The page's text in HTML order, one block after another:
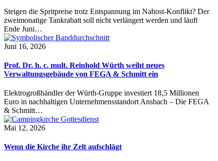
Steigen die Spritpreise trotz Entspannung im Nahost-Konflikt? Der
zweimonatige Tankrabatt soll nicht verlängert werden und läuft
Ende Juni…
Juni 16, 2026
Prof. Dr. h. c. mult. Reinhold Würth weiht neues
Verwaltungsgebäude von FEGA & Schmitt ein
Elektrogroßhändler der Würth-Gruppe investiert 18,5 Millionen
Euro in nachhaltigen Unternehmensstandort Ansbach – Die FEGA
& Schmitt…
Mai 12, 2026
Wenn die Kirche ihr Zelt aufschlägt